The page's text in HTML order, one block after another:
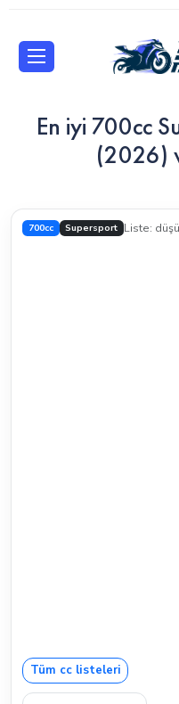
En iyi 700cc
(2026)
700cc Supersport Liste:
Tüm cc listeleri